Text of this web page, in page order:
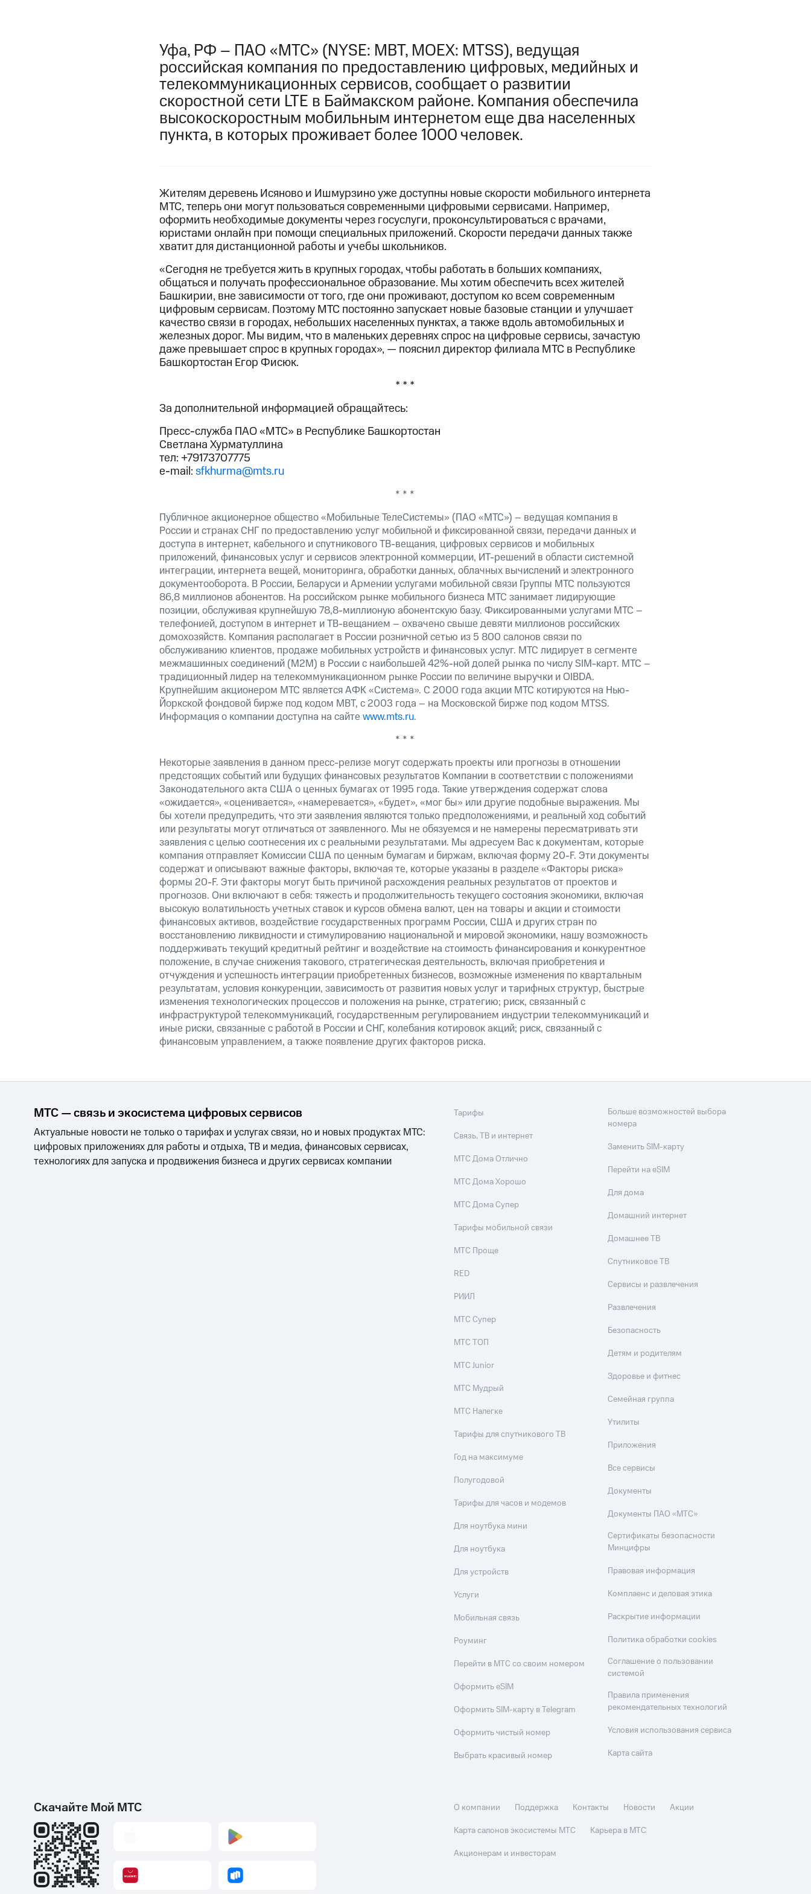
Уфа, РФ – ПАО «МТС» (NYSE: MBT, MOEX: MTSS), ведущая
российская компания по предоставлению цифровых, медийных и
телекоммуникационных сервисов, сообщает о развитии
скоростной сети LTE в Баймакском районе. Компания обеспечила
высокоскоростным мобильным интернетом еще два населенных
пункта, в которых проживает более 1000 человек.
Жителям деревень Исяново и Ишмурзино уже доступны новые скорости мобильного интернета
МТС, теперь они могут пользоваться современными цифровыми сервисами. Например,
оформить необходимые документы через госуслуги, проконсультироваться с врачами,
юристами онлайн при помощи специальных приложений. Скорости передачи данных также
хватит для дистанционной работы и учебы школьников.
«Сегодня не требуется жить в крупных городах, чтобы работать в больших компаниях,
общаться и получать профессиональное образование. Мы хотим обеспечить всех жителей
Башкирии, вне зависимости от того, где они проживают, доступом ко всем современным
цифровым сервисам. Поэтому МТС постоянно запускает новые базовые станции и улучшает
качество связи в городах, небольших населенных пунктах, а также вдоль автомобильных и
железных дорог. Мы видим, что в маленьких деревнях спрос на цифровые сервисы, зачастую
даже превышает спрос в крупных городах», — пояснил директор филиала МТС в Республике
Башкортостан Егор Фисюк.
* * *
За дополнительной информацией обращайтесь:
Пресс-служба ПАО «МТС» в Республике Башкортостан
Светлана Хурматуллина
тел: +79173707775
e-mail:sfkhurma@mts.ru
* * *
Публичное акционерное общество «Мобильные ТелеСистемы» (ПАО «МТС») – ведущая компания в
России и странах СНГ по предоставлению услуг мобильной и фиксированной связи, передачи данных и
доступа в интернет, кабельного и спутникового ТВ-вещания, цифровых сервисов и мобильных
приложений, финансовых услуг и сервисов электронной коммерции, ИТ-решений в области системной
интеграции, интернета вещей, мониторинга, обработки данных, облачных вычислений и электронного
документооборота. В России, Беларуси и Армении услугами мобильной связи Группы МТС пользуются
86,8 миллионов абонентов. На российском рынке мобильного бизнеса МТС занимает лидирующие
позиции, обслуживая крупнейшую 78,8-миллионую абонентскую базу. Фиксированными услугами МТС –
телефонией, доступом в интернет и ТВ-вещанием – охвачено свыше девяти миллионов российских
домохозяйств. Компания располагает в России розничной сетью из 5 800 салонов связи по
обслуживанию клиентов, продаже мобильных устройств и финансовых услуг. МТС лидирует в сегменте
межмашинных соединений (М2М) в России c наибольшей 42%-ной долей рынка по числу SIM-карт. МТС –
традиционный лидер на телекоммуникационном рынке России по величине выручки и OIBDA.
Крупнейшим акционером МТС является АФК «Система». С 2000 года акции МТС котируются на Нью-
Йоркской фондовой бирже под кодом MBT, с 2003 года – на Московской бирже под кодом MTSS.
Информация о компании доступна на сайте www.mts.ru.
* * *
Некоторые заявления в данном пресс-релизе могут содержать проекты или прогнозы в отношении
предстоящих событий или будущих финансовых результатов Компании в соответствии с положениями
Законодательного акта США о ценных бумагах от 1995 года. Такие утверждения содержат слова
«ожидается», «оценивается», «намеревается», «будет», «мог бы» или другие подобные выражения. Мы
бы хотели предупредить, что эти заявления являются только предположениями, и реальный ход событий
или результаты могут отличаться от заявленного. Мы не обязуемся и не намерены пересматривать эти
заявления с целью соотнесения их с реальными результатами. Мы адресуем Вас к документам, которые
компания отправляет Комиссии США по ценным бумагам и биржам, включая форму 20-F. Эти документы
содержат и описывают важные факторы, включая те, которые указаны в разделе «Факторы риска»
формы 20-F. Эти факторы могут быть причиной расхождения реальных результатов от проектов и
прогнозов. Они включают в себя: тяжесть и продолжительность текущего состояния экономики, включая
высокую волатильность учетных ставок и курсов обмена валют, цен на товары и акции и стоимости
финансовых активов, воздействие государственных программ России, США и других стран по
восстановлению ликвидности и стимулированию национальной и мировой экономики, нашу возможность
поддерживать текущий кредитный рейтинг и воздействие на стоимость финансирования и конкурентное
положение, в случае снижения такового, стратегическая деятельность, включая приобретения и
отчуждения и успешность интеграции приобретенных бизнесов, возможные изменения по квартальным
результатам, условия конкуренции, зависимость от развития новых услуг и тарифных структур, быстрые
изменения технологических процессов и положения на рынке, стратегию; риск, связанный с
инфраструктурой телекоммуникаций, государственным регулированием индустрии телекоммуникаций и
иные риски, связанные с работой в России и СНГ, колебания котировок акций; риск, связанный с
финансовым управлением, а также появление других факторов риска.
МТС — связь и экосистема цифровых сервисов
Актуальные новости не только о тарифах и услугах связи, но и новых продуктах МТС:
цифровых приложениях для работы и отдыха, ТВ и медиа, финансовых сервисах,
технологиях для запуска и продвижения бизнеса и других сервисах компании
Тарифы
Связь, ТВ и интернет
МТС Дома Отлично
МТС Дома Хорошо
МТС Дома Супер
Тарифы мобильной связи
МТС Проще
RED
РИИЛ
МТС Супер
МТС ТОП
МТС Junior
МТС Мудрый
МТС Налегке
Тарифы для спутникового ТВ
Год на максимуме
Полугодовой
Тарифы для часов и модемов
Для ноутбука мини
Для ноутбука
Для устройств
Услуги
Мобильная связь
Роуминг
Перейти в МТС со своим номером
Оформить eSIM
Оформить SIM-карту в Telegram
Оформить чистый номер
Выбрать красивый номер
Больше возможностей выбора
номера
Заменить SIM-карту
Перейти на eSIM
Для дома
Домашний интернет
Домашнее ТВ
Спутниковое ТВ
Сервисы и развлечения
Развлечения
Безопасность
Детям и родителям
Здоровье и фитнес
Семейная группа
Утилиты
Приложения
Все сервисы
Документы
Документы ПАО «МТС»
Сертификаты безопасности
Минцифры
Правовая информация
Комплаенс и деловая этика
Раскрытие информации
Политика обработки cookies
Соглашение о пользовании
системой
Правила применения
рекомендательных технологий
Условия использования сервиса
Карта сайта
Скачайте Мой МТС О компании Поддержка Контакты Новости
Акции
Карта салонов экосистемы МТС
Карьера в МТС
Акционерам и инвесторам